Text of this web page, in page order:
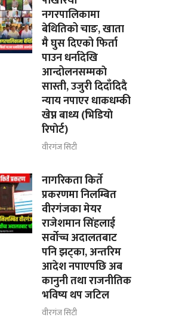
नगरपालिकामा
बेथितिको चाङ, खाता
मै घुस दिएको फिर्ता
पाउन धर्नादेखि
आन्दोलनसम्मकाे
सास्ती, उजुरी दिदाँदिदै
न्याय नपाएर धाकधम्की
खेप्न बाध्य (भिडियाे
रिपाेर्ट)
वीरगंज सिटी
नागरिकता किर्ते
प्रकरणमा निलम्बित
वीरगंजका मेयर
राजेशमान सिंहलाई
सर्वोच्च अदालतबाट
पनि झट्का, अन्तरिम
आदेश नपाएपछि अब
कानुनी तथा राजनीतिक
भविष्य थप जटिल
वीरगंज सिटी